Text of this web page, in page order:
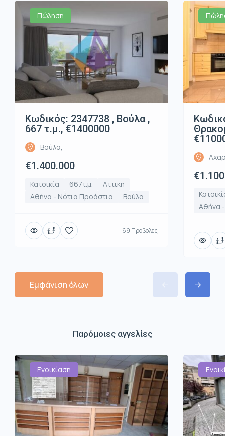
Πώληση
Κωδικός: 2347738 , Βούλα ,
667 τ.μ., €1400000
Βούλα,
€1.400.000
Κατοικία 667τ.μ.
Αττική
Αθήνα - Νότια Προάστια
Βούλα
69 Προβολές
Αθήνα
Εμφάνιση όλων
Παρόμοιες αγγελίες
Ενοικίαση